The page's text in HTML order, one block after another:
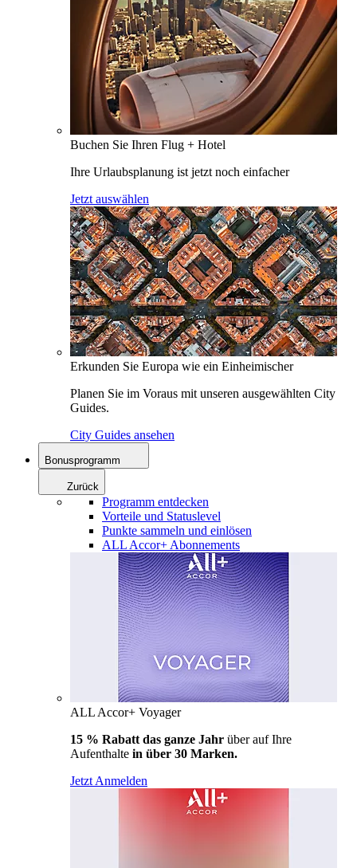
Buchen Sie Ihren Flug + Hotel
Ihre Urlaubsplanung ist jetzt noch einfacher
Jetzt auswählen
Erkunden Sie Europa wie ein Einheimischer
Planen Sie im Voraus mit unseren ausgewählten City
Guides.
City Guides ansehen
Bonusprogramm
Zurück
Programm entdecken
Vorteile und Statuslevel
Punkte sammeln und einlösen
ALL Accor+ Abonnements
ALL Accor+ Voyager
15 % Rabatt das ganze Jahr über auf Ihre
Aufenthalte in über 30 Marken.
Jetzt Anmelden